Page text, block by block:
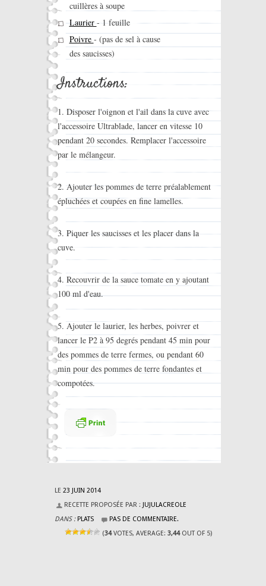
cuillères à soupe
Laurier - 1 feuille
Poivre - (pas de sel à cause
des saucisses)
Instructions:
1. Disposer l'oignon et l'ail dans la cuve avec
l'accessoire Ultrablade, lancer en vitesse 10
pendant 20 secondes. Remplacer l'accessoire
par le mélangeur.
2. Ajouter les pommes de terre préalablement
épluchées et coupées en fine lamelles.
3. Piquer les saucisses et les placer dans la
cuve.
4. Recouvrir de la sauce tomate en y ajoutant
100 ml d'eau.
5. Ajouter le laurier, les herbes, poivrer et
lancer le P2 à 95 degrés pendant 45 min pour
des pommes de terre fermes, ou pendant 60
min pour des pommes de terre fondantes et
compotées.
LE 23 JUIN 2014
RECETTE PROPOSÉE PAR : JUJULACREOLE
DANS : PLATS
PAS DE COMMENTAIRE.
(34VOTES, AVERAGE: 3,44OUT OF 5)